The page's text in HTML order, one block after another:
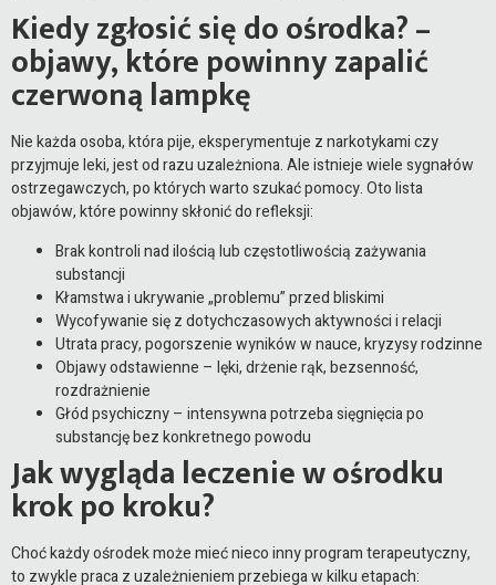
Kiedy zgłosić się do ośrodka? –
objawy, które powinny zapalić
czerwoną lampkę
Nie każda osoba, która pije, eksperymentuje z narkotykami czy
przyjmuje leki, jest od razu uzależniona. Ale istnieje wiele sygnałów
ostrzegawczych, po których warto szukać pomocy. Oto lista
objawów, które powinny skłonić do refleksji:
Brak kontroli nad ilością lub częstotliwością zażywania
substancji
Kłamstwa i ukrywanie „problemu” przed bliskimi
Wycofywanie się z dotychczasowych aktywności i relacji
Utrata pracy, pogorszenie wyników w nauce, kryzysy rodzinne
Objawy odstawienne – lęki, drżenie rąk, bezsenność,
rozdrażnienie
Głód psychiczny – intensywna potrzeba sięgnięcia po
substancję bez konkretnego powodu
Jak wygląda leczenie w ośrodku
krok po kroku?
Choć każdy ośrodek może mieć nieco inny program terapeutyczny,
to zwykle praca z uzależnieniem przebiega w kilku etapach: